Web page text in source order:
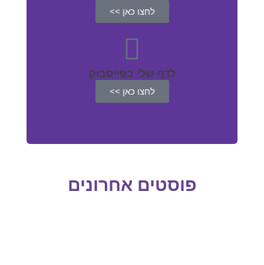
לחצו כאן >>
לדף שלי בפייסבוק
לחצו כאן >>
פוסטים אחרונים